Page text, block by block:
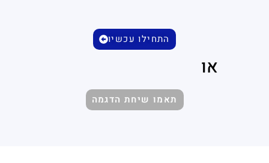
התחילו עכשיו
או
תאמו שיחת הדגמה